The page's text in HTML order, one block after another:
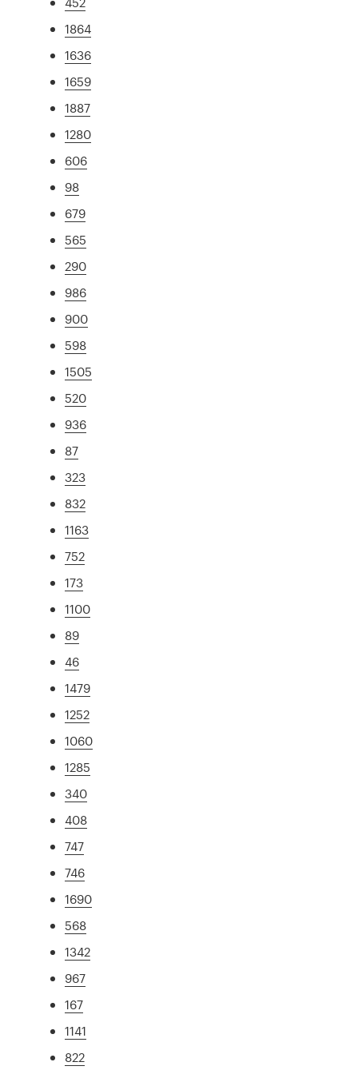
1864
1636
1659
1887
1280
606
98
679
565
290
986
900
598
1505
520
936
87
323
832
1163
752
173
1100
89
46
1479
1252
1060
1285
340
408
747
746
1690
568
1342
967
167
1141
822